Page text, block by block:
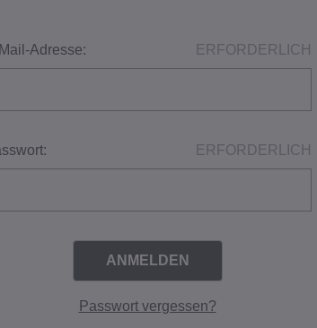
Adresse: ERFORDERLICH
ERFORDERLICH
Passwort vergessen?